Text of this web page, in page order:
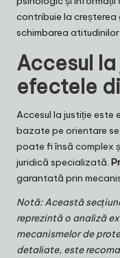
contribuie la creșterea
schimbarea
Accesul
efectele
Accesul la justiție este
bazate pe orientare
poate fi însă complex
juridică specializată.
garantată prin
Notă: Această
reprezintă o analiză
mecanismelor de
detaliate, este